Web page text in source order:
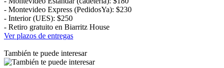
- Montevideo Express (PedidosYa): $230
- Interior (UES): $250
- Retiro gratuito en Biarritz House
Ver plazos de entregas
También te puede interesar